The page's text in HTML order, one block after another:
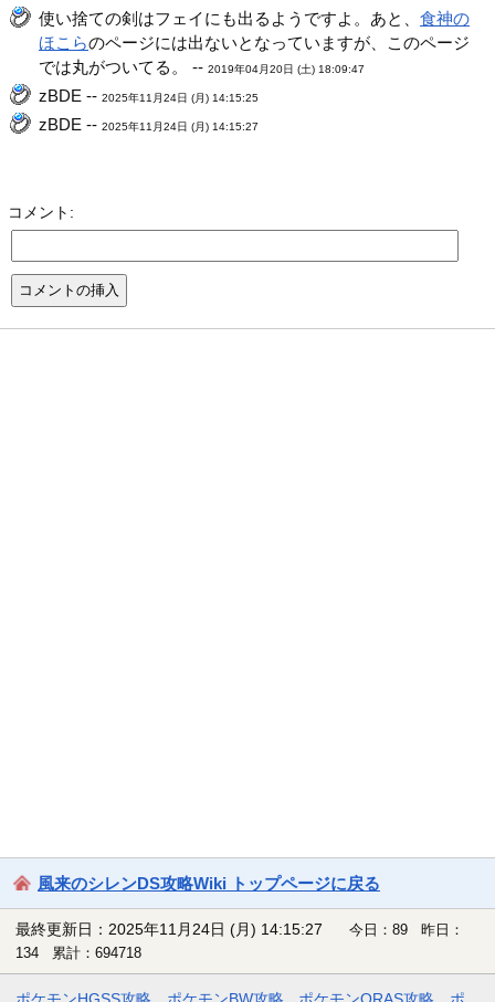
使い捨ての剣はフェイにも出るようですよ。あと、食神の
ほこらのページには出ないとなっていますが、このページ
では丸がついてる。 --2019年04月20日 (土) 18:09:47
zBDE --2025年11月24日 (月) 14:15:25
zBDE --2025年11月24日 (月) 14:15:27
コメント:
風来のシレンDS攻略Wiki トップページに戻る
最終更新日：2025年11月24日 (月) 14:15:27
今日：89 昨日：
134 累計：694718